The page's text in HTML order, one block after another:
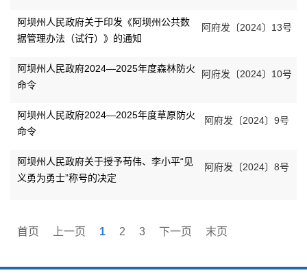
阿坝州人民政府关于印发《阿坝州公共数
据管理办法（试行）》的通知
阿府发〔2024〕13号
阿坝州人民政府2024—2025年度森林防火
命令
阿府发〔2024〕10号
阿坝州人民政府2024—2025年度草原防火
命令
阿府发〔2024〕9号
阿坝州人民政府关于授予苟伟、李小平“见
义勇为勇士”称号的决定
阿府发〔2024〕8号
首页 上一页 1 2 3 下一页 末页